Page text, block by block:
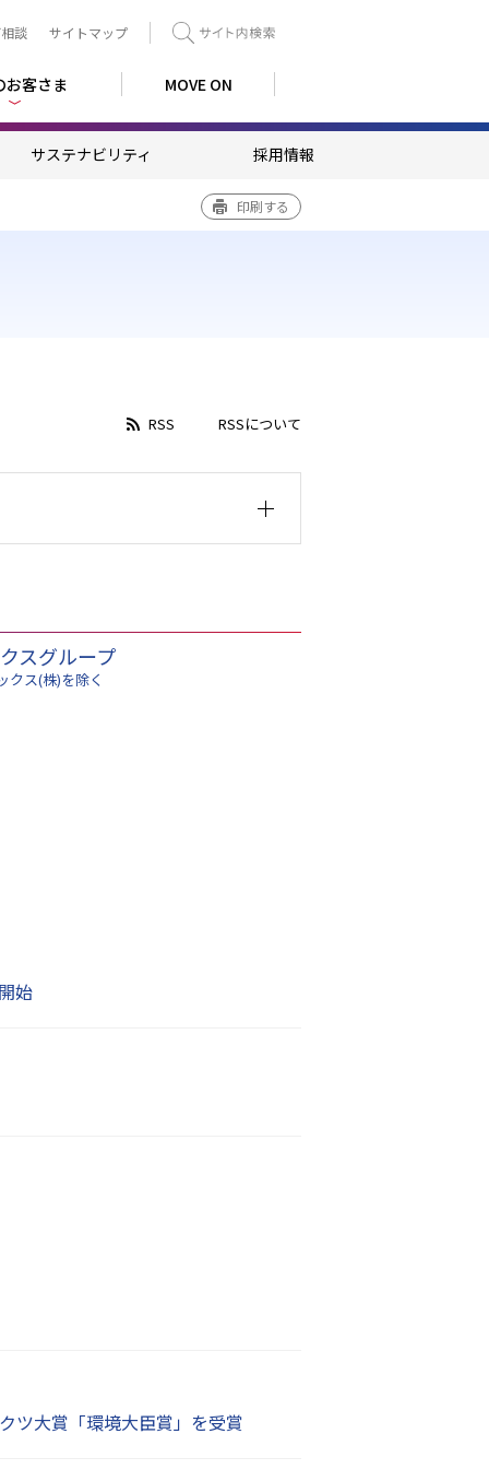
談 サイトマップ
お客さま MOVE ON
サステナビリティ 採用情報
印刷する
RSS RSSについて
スグループ
ス(株)を除く
始
ツ大賞「環境大臣賞」を受賞